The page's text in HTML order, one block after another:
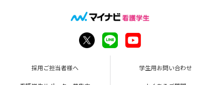
採用ご担当者様へ 学生用お問い合わせ